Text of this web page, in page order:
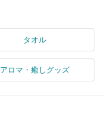
タオル
アロマ・癒しグッズ